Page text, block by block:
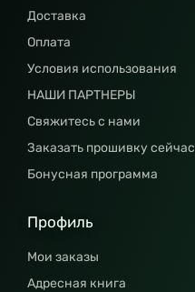
Доставка
Оплата
Условия использования
НАШИ ПАРТНЕРЫ
Свяжитесь с нами
Заказать прошивку сейчас
Бонусная программа
Профиль
Мои заказы
Адресная книга